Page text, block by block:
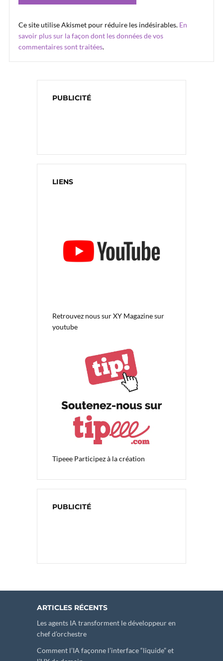
Ce site utilise Akismet pour réduire les indésirables. En
savoir plus sur la façon dont les données de vos
commentaires sont traitées.
PUBLICITÉ
LIENS
Retrouvez nous surXY Magazine sur
youtube
Tipeee Participez à la création
PUBLICITÉ
ARTICLES RÉCENTS
Les agents IA transforment le développeur en
chef d’orchestre
Comment l’IA façonne l’interface “liquide” et